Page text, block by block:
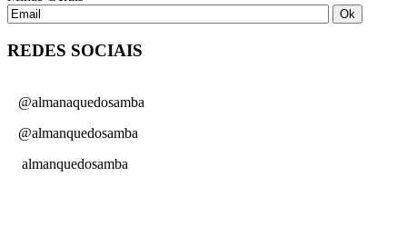
REDES SOCIAIS
@almanaquedosamba
@almanquedosamba
almanquedosamba